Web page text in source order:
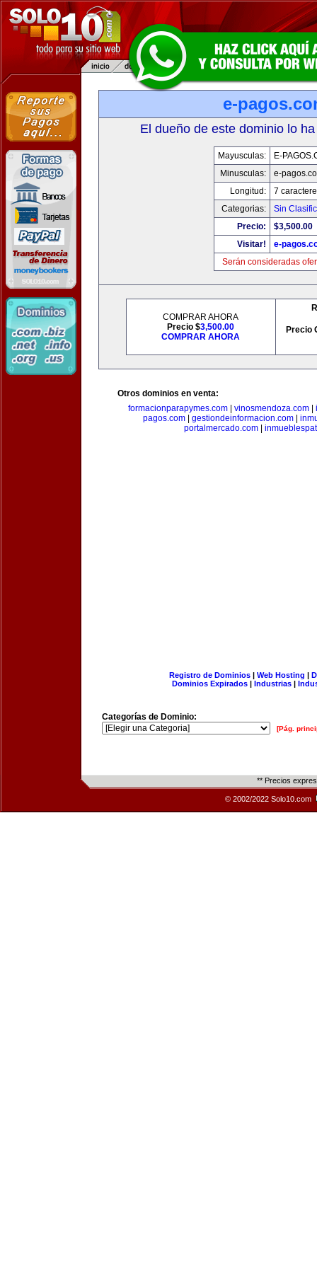
e-
El dueño de este dominio lo
Mayusculas:
E-
Minusculas:
e-
Longitud:
7
Categorias:
Sin
Precio:
$3,500.00
Visitar!
e-
Serán consideradas
COMPRAR AHORA
Precio $3,500.00
COMPRAR AHORA
Precio
Otros dominios en venta:
formacionparapymes.com| vinosmendoza.com|
pagos.com| gestiondeinformacion.com|
portalmercado.com
Registro de Dominios| Web Hosting |
Dominios Expirados | Industrias |
Categorías de Dominio:
[Pág.
** Precios
© 2002/2022 Solo10.com